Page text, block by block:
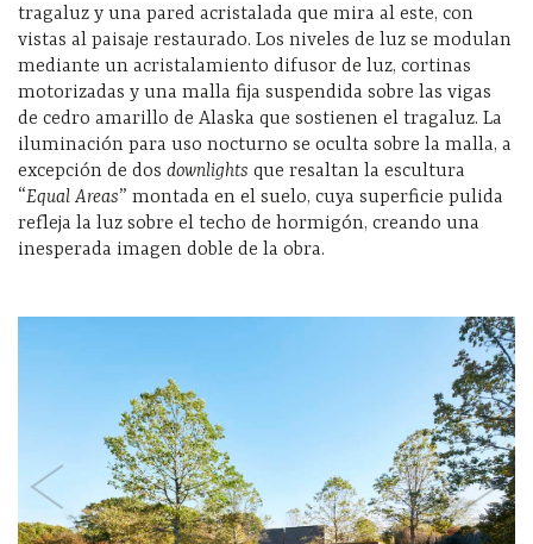
tragaluz y una pared acristalada que mira al este, con
vistas al paisaje restaurado. Los niveles de luz se modulan
mediante un acristalamiento difusor de luz, cortinas
motorizadas y una malla fija suspendida sobre las vigas
de cedro amarillo de Alaska que sostienen el tragaluz. La
iluminación para uso nocturno se oculta sobre la malla, a
excepción de dos downlights que resaltan la escultura
“Equal Areas” montada en el suelo, cuya superficie pulida
refleja la luz sobre el techo de hormigón, creando una
inesperada imagen doble de la obra.